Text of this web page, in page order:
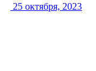
25 октября, 2023